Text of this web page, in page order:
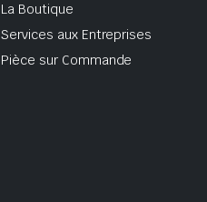
La Boutique
Services aux Entreprises
Pièce sur Commande